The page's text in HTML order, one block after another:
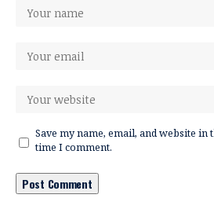
Save my name, email, and website
time I comment.